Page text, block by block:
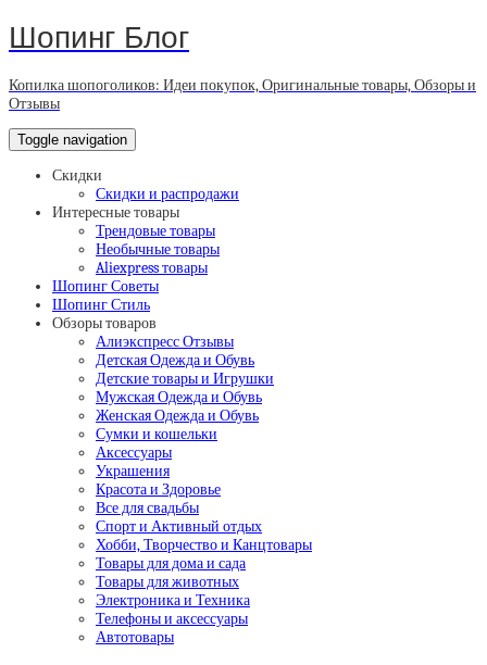
Шопинг Блог
Копилка шопоголиков: Идеи покупок, Оригинальные товары, Обзоры и
Отзывы
Toggle navigation
Скидки
Скидки и распродажи
Интересные товары
Трендовые товары
Необычные товары
Aliexpress товары
Шопинг Советы
Шопинг Стиль
Обзоры товаров
Алиэкспресс Отзывы
Детская Одежда и Обувь
Детские товары и Игрушки
Мужская Одежда и Обувь
Женская Одежда и Обувь
Сумки и кошельки
Аксессуары
Украшения
Красота и Здоровье
Все для свадьбы
Спорт и Активный отдых
Хобби, Творчество и Канцтовары
Товары для дома и сада
Товары для животных
Электроника и Техника
Телефоны и аксессуары
Автотовары